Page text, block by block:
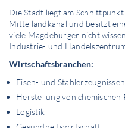
Die Stadt liegt am
Mittellandkanal und besitzt
viele Magdeburger nicht
Industrie- und
Wirtschaftsbranchen:
Eisen- und Stahlerzeugnissen
Herstellung von chemischen
Logistik